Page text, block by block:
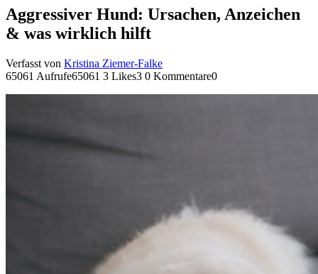
Aggressiver Hund: Ursachen, Anzeichen
& was wirklich hilft
Verfasst von Kristina Ziemer-Falke
65061 Aufrufe65061 3 Likes3 0 Kommentare0